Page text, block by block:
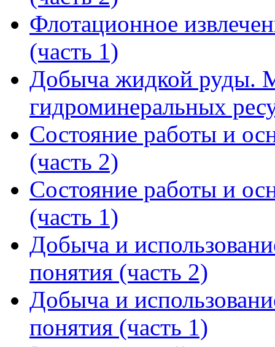
Флотационное
(часть 1)
Добыча жидкой руды.
гидроминеральных
Состояние работы и
(часть 2)
Состояние работы и
(часть 1)
Добыча и
понятия (часть 2)
Добыча и
понятия (часть 1)